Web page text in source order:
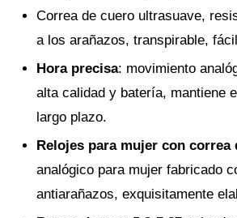
Correa de cuero ultrasuave,
a los arañazos, transpirable,
Hora precisa: movimiento
alta calidad y batería, mantiene
largo plazo.
Relojes para mujer con correa
analógico para mujer fabricado
antiarañazos, exquisitamente